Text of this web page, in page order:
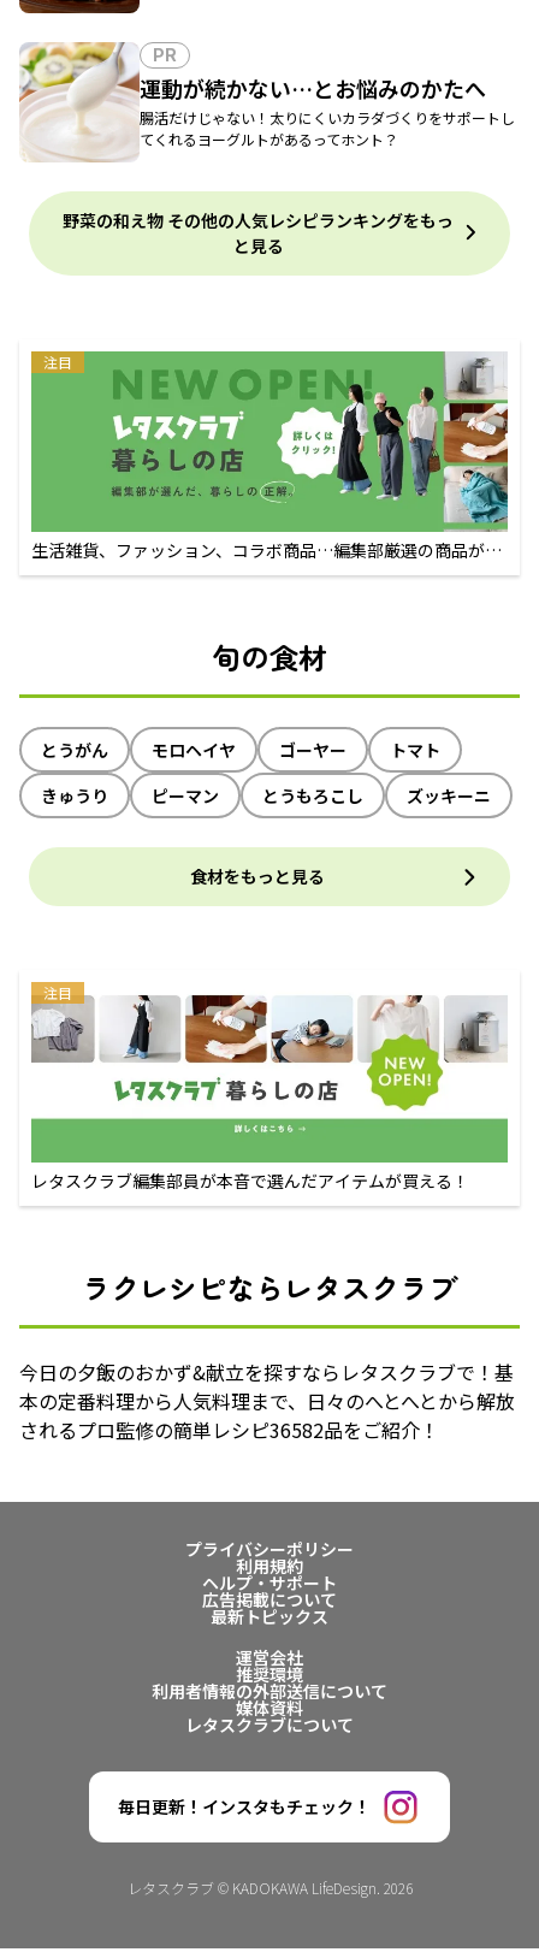
PR
運動が続かない…とお悩みのかたへ
腸活だけじゃない！太りにくいカラダづくりをサポートし
てくれるヨーグルトがあるってホント？
野菜の和え物 その他の人気レシピランキングをもっ
と見る
注目
生活雑貨、ファッション、コラボ商品…編集部厳選の商品が買
えるECサイト
旬の食材
とうがん モロヘイヤ ゴーヤー
トマト
きゅうり
ピーマン とうもろこし ズッキーニ
食材をもっと見る
注目
レタスクラブ編集部員が本音で選んだアイテムが買える！
ラクレシピならレタスクラブ
今日の夕飯のおかず&献立を探すならレタスクラブで！基
本の定番料理から人気料理まで、日々のへとへとから解放
されるプロ監修の簡単レシピ36582品をご紹介！
プライバシーポリシー
利用規約
ヘルプ・サポート
広告掲載について
最新トピックス
運営会社
推奨環境
利用者情報の外部送信について
媒体資料
レタスクラブについて
毎日更新！インスタもチェック！
レタスクラブ © KADOKAWA LifeDesign. 2026